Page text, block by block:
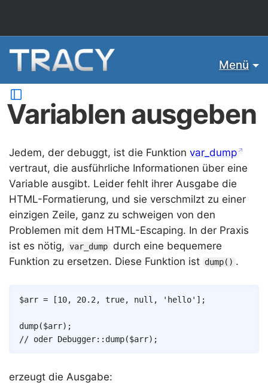
Menü
Variablen ausgeben
Jedem, der debuggt, ist die Funktion var_dump
vertraut, die ausführliche Informationen über eine
Variable ausgibt. Leider fehlt ihrer Ausgabe die
HTML-Formatierung, und sie verschmilzt zu einer
einzigen Zeile, ganz zu schweigen von den
Problemen mit dem HTML-Escaping. In der Praxis
ist es nötig, var_dump
durch eine bequemere
Funktion zu ersetzen. Diese Funktion ist dump() .
$arr = [10, 20.2 , true, null , 'hello' ] ;
dump($arr) ;
// oder Debugger::dump($arr);
erzeugt die Ausgabe: